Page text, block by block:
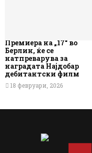
Премиера на „17“ во
Берлин, ќе се
натпреварува за
наградата Најдобар
дебитантски филм
18 февруари, 2026